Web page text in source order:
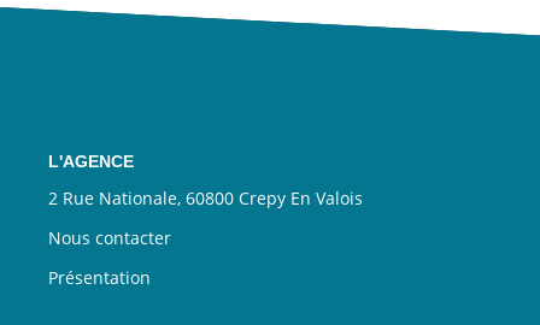
L'AGENCE
2 Rue Nationale, 60800 Crepy En Valois
Nous contacter
Présentation